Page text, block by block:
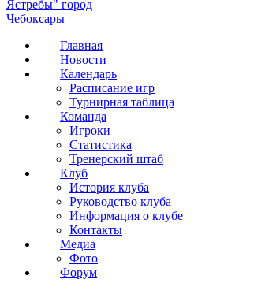
Главная
Новости
Календарь
Расписание игр
Турнирная таблица
Команда
Игроки
Статистика
Тренерский штаб
Клуб
История клуба
Руководство клуба
Информация о клубе
Контакты
Медиа
Фото
Форум